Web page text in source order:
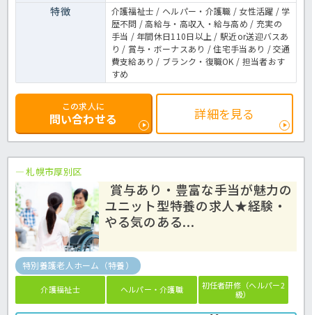
特徴
介護福祉士 / ヘルパー・介護職 / 女性活躍 / 学
歴不問 / 高給与・高収入・給与高め / 充実の
手当 / 年間休日110日以上 / 駅近or送迎バスあ
り / 賞与・ボーナスあり / 住宅手当あり / 交通
費支給あり / ブランク・復職OK / 担当者おす
すめ
この求人に
問い合わせる 詳細を見る
札幌市厚別区
賞与あり・豊富な手当が魅力の
ユニット型特養の求人★経験・
やる気のある...
特別養護老人ホーム（特養）
介護福祉士 ヘルパー・介護職
初任者研修（ヘルパー2
級）